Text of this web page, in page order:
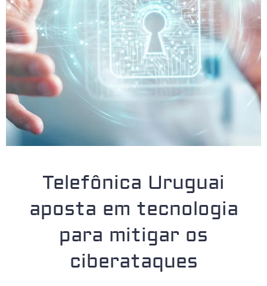
Telefônica Uruguai
aposta em tecnologia
para mitigar os
ciberataques